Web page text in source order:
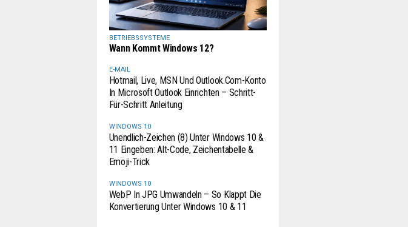
BETRIEBSSYSTEME
Wann Kommt Windows 12?
E-MAIL
Hotmail, Live, MSN Und Outlook.com-Konto
In Microsoft Outlook Einrichten – Schritt-
Für-Schritt Anleitung
WINDOWS 10
Unendlich-Zeichen (8) Unter Windows 10 &
11 Eingeben: Alt-Code, Zeichentabelle &
Emoji-Trick
WINDOWS 10
WebP In JPG Umwandeln – So Klappt Die
Konvertierung Unter Windows 10 & 11